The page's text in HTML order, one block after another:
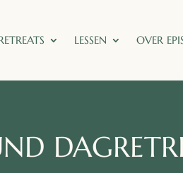
LESSEN OVER